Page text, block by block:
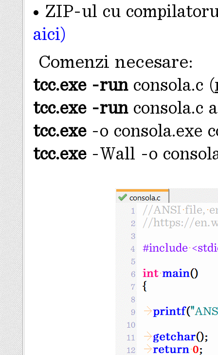
• ZIP-ul cu
aici)
Comenzi necesare:
tcc.exe -runconsola.c (
tcc.exe -runconsola.c
tcc.exe-o consola.exe
tcc.exe-Wall -o